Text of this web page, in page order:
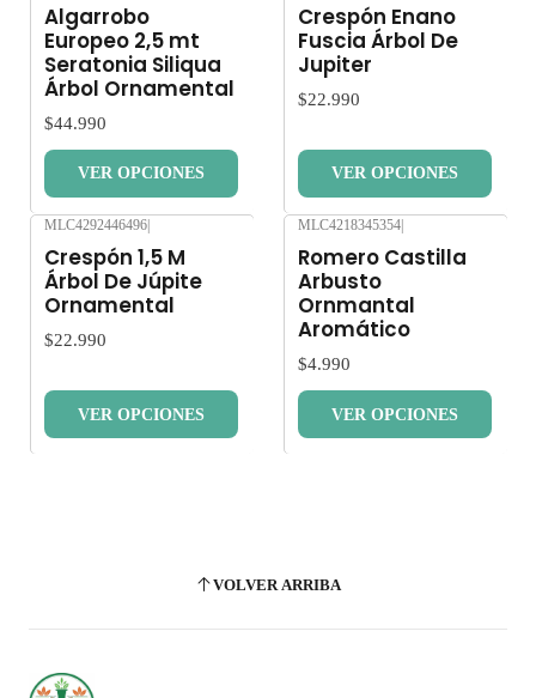
Algarrobo
Europeo 2,5 mt
Seratonia Siliqua
Árbol Ornamental
$44.990
VER OPCIONES
Crespón Enano
Fuscia Árbol De
Jupiter
$22.990
VER OPCIONES
MLC4292446496|
Crespón 1,5 M
Árbol De Júpite
Ornamental
$22.990
VER OPCIONES
MLC4218345354|
Romero Castilla
Arbusto
Ornmantal
Aromático
$4.990
VER OPCIONES
VOLVER ARRIBA